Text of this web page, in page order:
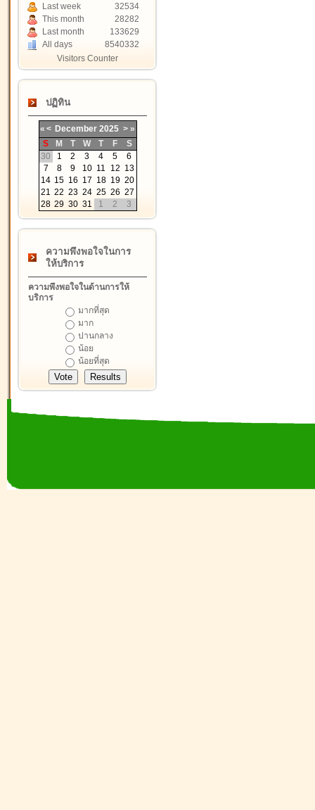
Last week
32534
This month
28282
Last month
133629
All days
8540332
Visitors Counter
ปฏิทิน
« < December 2025 > »
S
M T W T F
S
30
1 2 3 4 5
6
7
8 9 10 11 12 13
14 15 16 17 18 19 20
21 22 23 24 25 26 27
28 29 30 31 1 2 3
ความพึงพอใจในการ
ให้บริการ
ความพึงพอใจในด้านการให้
บริการ
มากที่สุด
มาก
ปานกลาง
น้อย
น้อยที่สุด